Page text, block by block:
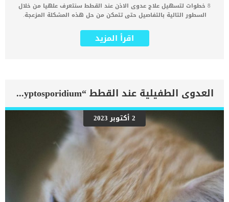
8 خطوات لتسهيل علاج عدوى الاذن عند القطط سنتعرف علهيا من خلال
السطور التالية بالتفاصيل حتى تتمكن من حل هذه المشكلة المزعجة.
الفحص الشامل سيتم ستجد نفسك تواجه قطتك ذلك الكائن المشاكس
وكمية كبيرة من الادوية. يمكن أن تكون التهابات أذن القطط مؤلمة جدًا ،
وتختبئ وتحاول منعك بكل الطرق من تطبيق العلاج عليها خاصة اذا كان
العلاج له مذاق مر. سنطلع فى هذا المقال على افضل 8 خطوات لتسهل
علاج عدوى الاذن عند القطط, فلا تستسلم واستكمل القراءة. تعرف على 8
خطوات لتسهيل علاج عدوى الاذن عند القطط الاولى: اجعل قطتك معتادة
على الدواء, من خلال غرز السلوك الايجابى والصوت المنخفض والهدوء
اثناء اعطاءها الدواء. تجنب الصراخ او العقاب او القيد, حتى لاتربط القطة
الدواء بالمشاعر السلبية. قم بإنشاء منطقة مريحة وهادئة حيث ستتعامل
مع قطتك واصطحبها إلى هذه المنطقة بشكل روتيني وامنحها معاملة
خاصة وقم باعطاء الدواء فى جو من الهدوء. […]
اقرأ المزيد
العدوى الطفيلية عند القطط “Cryptosporidium”
2 أكتوبر 2023